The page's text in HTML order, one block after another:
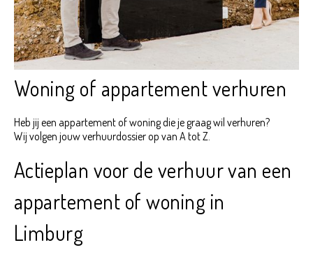
Woning of appartement verhuren
Heb jij een appartement of woning die je graag wil verhuren?
Wij volgen jouw verhuurdossier op van A tot Z.
Actieplan voor de verhuur van een
appartement of woning in
Limburg